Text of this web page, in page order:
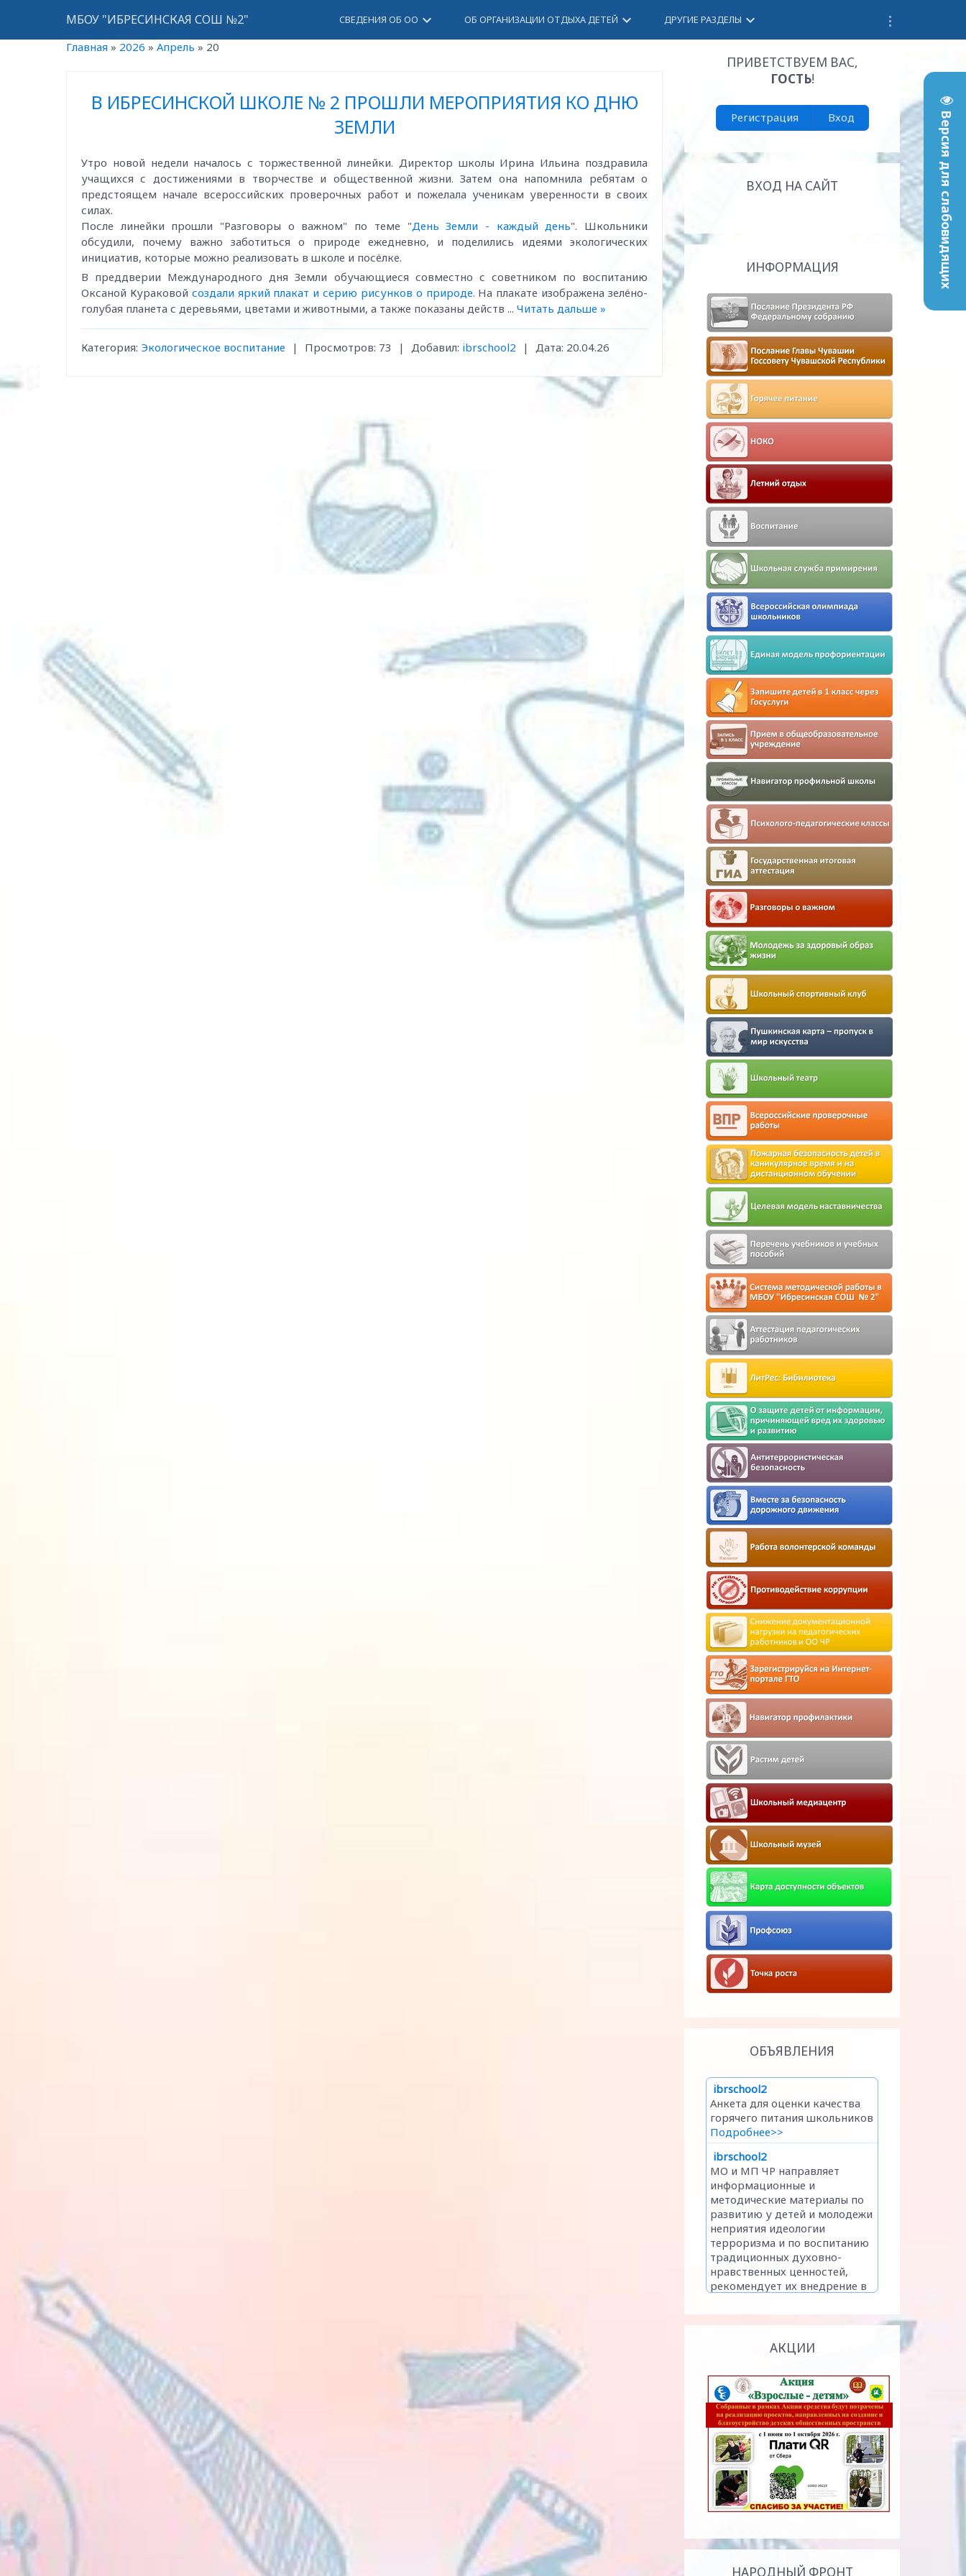
Версия для слабовидящих
МБОУ "ИБРЕСИНСКАЯ СОШ №2" СВЕДЕНИЯ ОБ ОО keyboard_arrow_down ОБ ОРГАНИЗАЦИИ ОТДЫХА ДЕТЕЙ keyboard_arrow_down ДРУГИЕ РАЗДЕЛЫ keyboard_arrow_down
Главная » 2026 » Апрель » 20
В ИБРЕСИНСКОЙ ШКОЛЕ № 2 ПРОШЛИ МЕРОПРИЯТИЯ КО ДНЮ
ЗЕМЛИ
Утро новой недели началось с торжественной линейки. Директор школы Ирина Ильина поздравила
учащихся с достижениями в творчестве и общественной жизни. Затем она напомнила ребятам о
предстоящем начале всероссийских проверочных работ и пожелала ученикам уверенности в своих
силах.
После линейки прошли "Разговоры о важном" по теме "День Земли - каждый день". Школьники
обсудили, почему важно заботиться о природе ежедневно, и поделились идеями экологических
инициатив, которые можно реализовать в школе и посёлке.
В преддверии Международного дня Земли обучающиеся совместно с советником по воспитанию
Оксаной Кураковой создали яркий плакат и серию рисунков о природе. На плакате изображена зелёно-
голубая планета с деревьями, цветами и животными, а также показаны действ ... Читать дальше »
Категория: Экологическое воспитание | Просмотров: 73 | Добавил: ibrschool2 | Дата: 20.04.26
ПРИВЕТСТВУЕМ ВАС,
ГОСТЬ!
Регистрация Вход
ВХОД НА САЙТ
ИНФОРМАЦИЯ
ОБЪЯВЛЕНИЯ
АКЦИИ
НАРОДНЫЙ ФРОНТ